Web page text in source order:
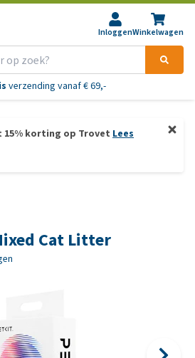
InloggenWinkelwagen
verzending vanaf € 69,-
15% korting op Trovet Lees
Cat Litter